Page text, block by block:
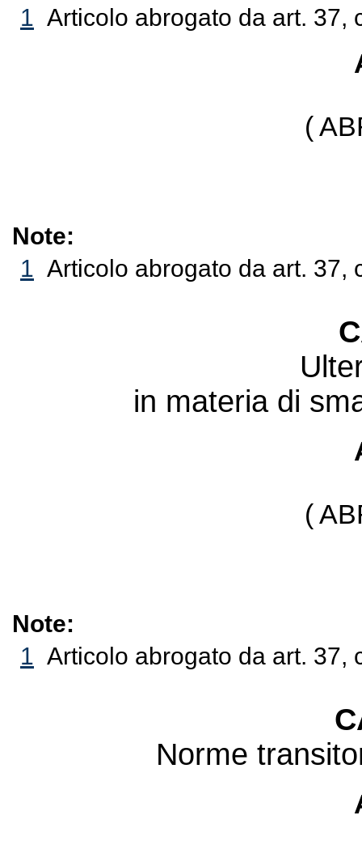
1 Articolo abrogato da art. 37,
(
Note:
1 Articolo abrogato da art. 37,
in materia di
(
Note:
1 Articolo abrogato da art. 37,
Norme